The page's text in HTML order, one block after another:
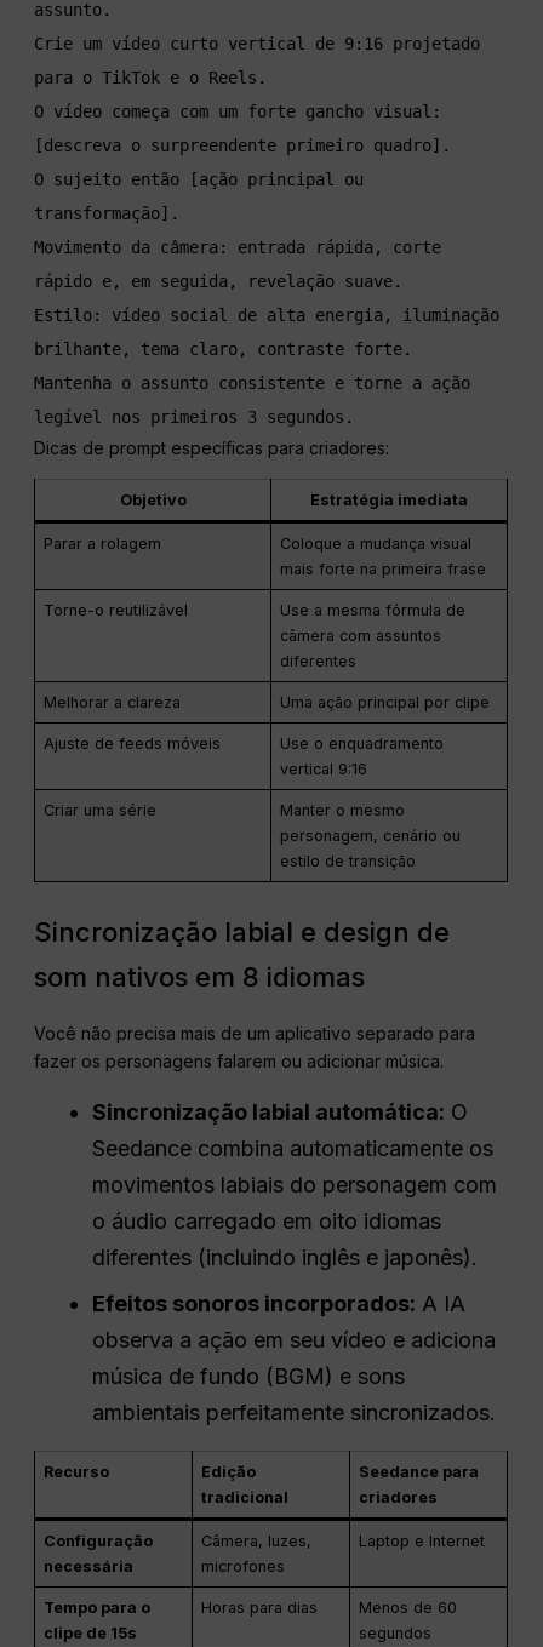
assunto.
Crie um vídeo curto vertical de 9:16 projetado
para o TikTok e o Reels.
O vídeo começa com um forte gancho visual:
[descreva o surpreendente primeiro quadro].
O sujeito então [ação principal ou
transformação].
Movimento da câmera: entrada rápida, corte
rápido e, em seguida, revelação suave.
Estilo: vídeo social de alta energia, iluminação
brilhante, tema claro, contraste forte.
Mantenha o assunto consistente e torne a ação
legível nos primeiros 3 segundos.
Dicas de prompt específicas para criadores:
Objetivo Estratégia imediata
Parar a rolagem
Coloque a mudança visual
mais forte na primeira frase
Torne-o reutilizável
Use a mesma fórmula de
câmera com assuntos
diferentes
Melhorar a clareza Uma ação principal por clipe
Ajuste de feeds móveis
Use o enquadramento
vertical 9:16
Criar uma série
Manter o mesmo
personagem, cenário ou
estilo de transição
Sincronização labial e design de
som nativos em 8 idiomas
Você não precisa mais de um aplicativo separado para
fazer os personagens falarem ou adicionar música.
Sincronização labial automática: O
Seedance combina automaticamente os
movimentos labiais do personagem com
o áudio carregado em oito idiomas
diferentes (incluindo inglês e japonês).
Efeitos sonoros incorporados: A IA
observa a ação em seu vídeo e adiciona
música de fundo (BGM) e sons
ambientais perfeitamente sincronizados.
Recurso
Edição
tradicional
Seedance para
criadores
Configuração
necessária
Câmera, luzes,
microfones
Laptop e Internet
Tempo para o
clipe de 15s
Horas para dias
Menos de 60
segundos